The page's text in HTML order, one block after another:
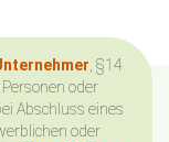
, §14
oder
Abschluss eines
oder